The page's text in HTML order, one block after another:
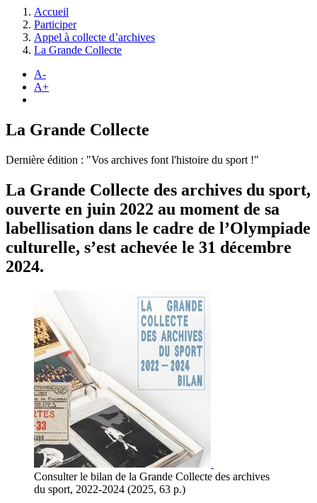
Accueil
Participer
Appel à collecte d’archives
La Grande Collecte
A-
A+
La Grande Collecte
Dernière édition : "Vos archives font l'histoire du sport !"
La Grande Collecte des archives du sport,
ouverte en juin 2022 au moment de sa
labellisation dans le cadre de l’Olympiade
culturelle, s’est achevée le 31 décembre
2024.
Consulter le bilan de la Grande Collecte des archives
du sport, 2022-2024 (2025, 63 p.)